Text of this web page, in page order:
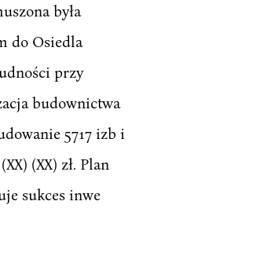
była
do Osiedla
przy
budownictwa
5717 izb i
(XX) zł. Plan
sukces inwe